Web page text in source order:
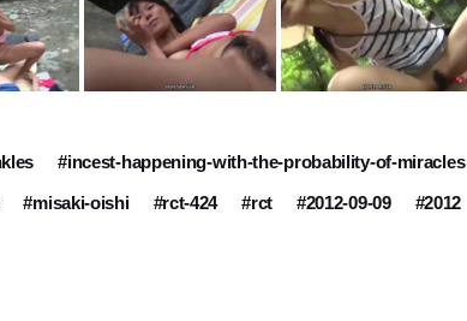
#incest-happening-with-the-probability-of-miracles
#misaki-oishi #rct-424 #rct #2012-09-09 #2012